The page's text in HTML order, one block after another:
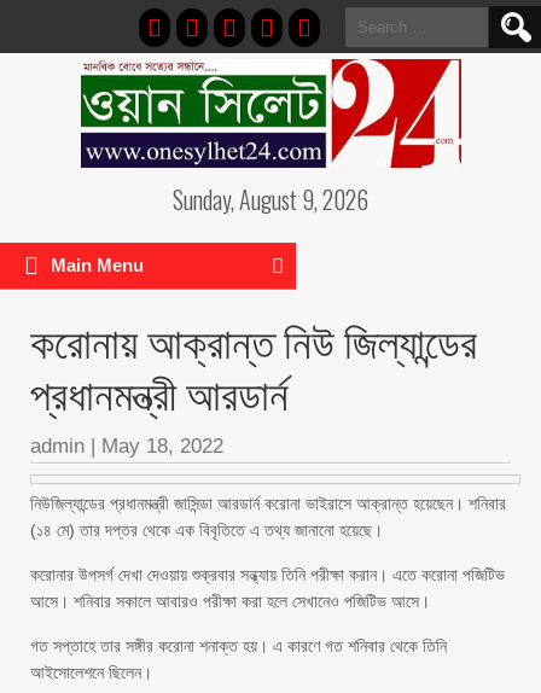
Search
for:
Sunday, August 9, 2026
Main Menu
করোনায় আক্রান্ত নিউ জিল্যান্ডের
প্রধানমন্ত্রী আরডার্ন
admin | May 18, 2022
নিউজিল্যান্ডের প্রধানমন্ত্রী জাসিন্ডা আরডার্ন করোনা ভাইরাসে আক্রান্ত হয়েছেন। শনিবার
(১৪ মে) তার দপ্তর থেকে এক বিবৃতিতে এ তথ্য জানানো হয়েছে।
করোনার উপসর্গ দেখা দেওয়ায় শুক্রবার সন্ধ্যায় তিনি পরীক্ষা করান। এতে করোনা পজিটিভ
আসে। শনিবার সকালে আবারও পরীক্ষা করা হলে সেখানেও পজিটিভ আসে।
গত সপ্তাহে তার সঙ্গীর করোনা শনাক্ত হয়। এ কারণে গত শনিবার থেকে তিনি
আইসোলেশনে ছিলেন।